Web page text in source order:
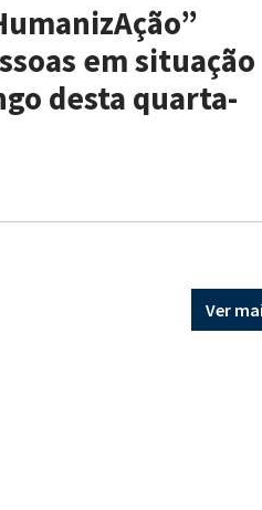
em situação
desta quarta-
Ver